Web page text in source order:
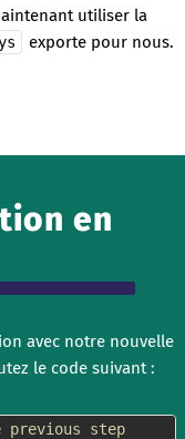
utiliser la
exporte pour nous.
en
avec notre nouvelle
le code suivant :
step